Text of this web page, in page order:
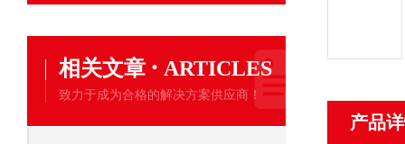
相关文章 · ARTICLES
致力于成为合格的解决方案供应商！
产品